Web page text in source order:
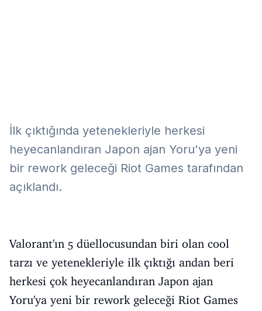
İlk çıktığında yetenekleriyle herkesi
heyecanlandıran Japon ajan Yoru'ya yeni
bir rework geleceği Riot Games tarafından
açıklandı.
Valorant'ın 5 düellocusundan biri olan cool
tarzı ve yetenekleriyle ilk çıktığı andan beri
herkesi çok heyecanlandıran Japon ajan
Yoru'ya yeni bir rework geleceği Riot Games